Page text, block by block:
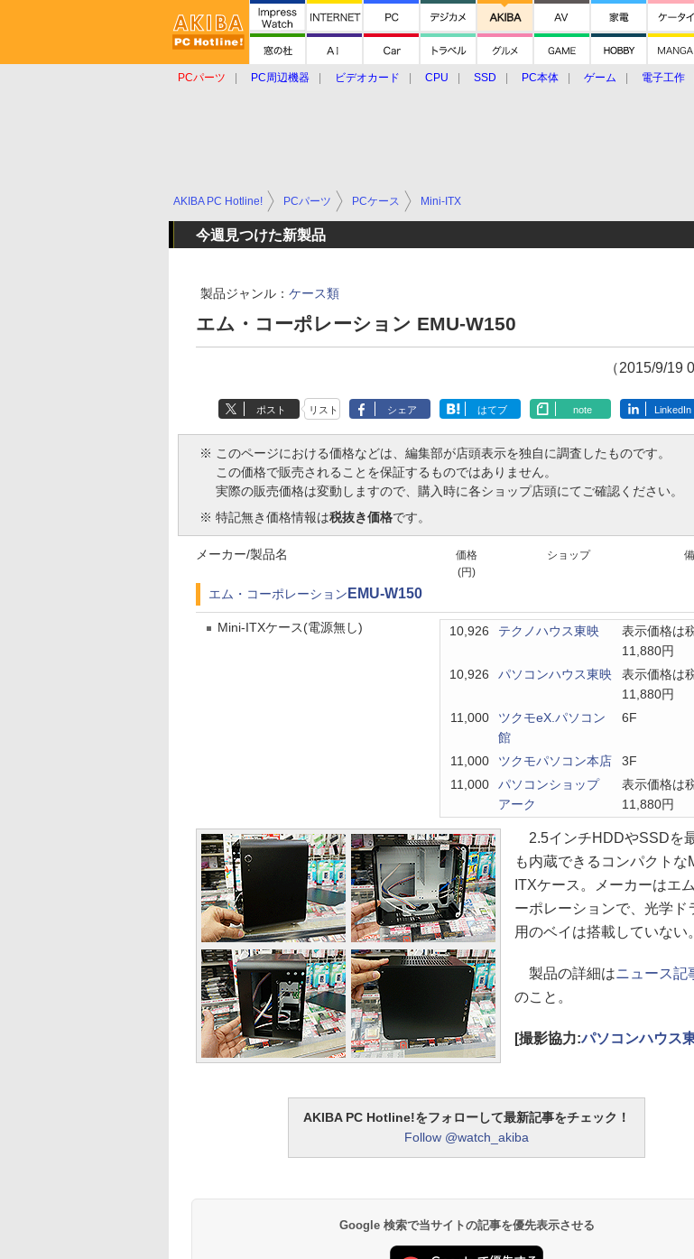
PCパーツ PC周辺機器 ビデオカード CPU SSD PC本体 ゲーム 電子工作
AKIBA PC Hotline! PCパーツ PCケース Mini-ITX
今週見つけた新製品
製品ジャンル： ケース類
エム・コーポレーション EMU-W150
（2015/9/19
ポスト リスト シェア はてブ note LinkedIn
※ このページにおける価格などは、編集部が店頭表示を独自に調査したものです。
この価格で販売されることを保証するものではありません。
実際の販売価格は変動しますので、購入時に各ショップ店頭にてご確認ください。
※ 特記無き価格情報は税抜き価格です。
価格
(円)
ショップ
メーカー/製品名
エム・コーポレーション EMU-W150
Mini-ITXケース(電源無し) 10,926 テクノハウス東映
表示価格は
11,880円
10,926
パソコンハウス東映
表示価格は
11,880円
11,000
ツクモeX.パソコン
館
6F
11,000 ツクモパソコン本店
3F
11,000
パソコンショップ
アーク
表示価格は
11,880円
2.5インチHDDやSSDを
も内蔵できるコンパクトな
ITXケース。メーカーはエ
ーポレーションで、光学ド
用のベイは搭載していない。
製品の詳細はニュース記
のこと。
[撮影協力:パソコンハウス
AKIBA PC Hotline!をフォローして最新記事をチェック！
Follow @watch_akiba
Google 検索で当サイトの記事を優先表示させる